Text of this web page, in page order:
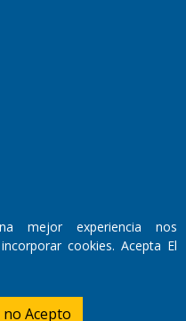
mejor experiencia nos
cookies. Acepta El
no Acepto